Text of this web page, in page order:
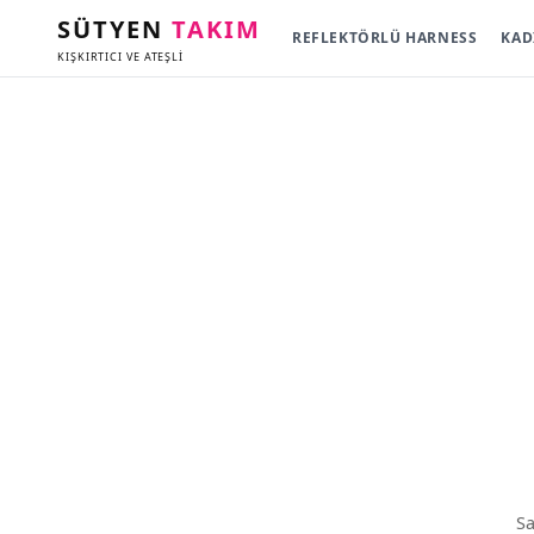
SÜTYEN TAKIM
KIŞKIRTICI VE ATEŞLİ
REFLEKTÖRLÜ HARNESS